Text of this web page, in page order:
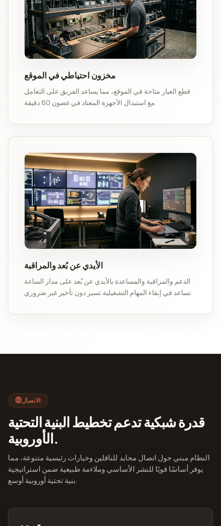
مخزون احتياطي في الموقع
قطع الغيار متاحة في الموقع، مما يساعد الفريق على التعامل
الأيدي عن بُعد والمراقبة
الدعم والمراقبة والمساعدة بالأيدي عن بُعد على مدار الساعة
تساعد في إبقاء المهام التشغيلية تسير دون تأخير غير ضروري.
الاتصال
قدرة شبكية تدعم تخطيط البنية التحتية
الأوروبية.
النظام مبني حول اتصال محايد للناقلين وخيارات رئيسية متنوعة، مما
يوفر أساسًا قويًا للنشر الأساسي وملاءمة طبيعية ضمن استراتيجية
بنية تحتية أوروبية أوسع.